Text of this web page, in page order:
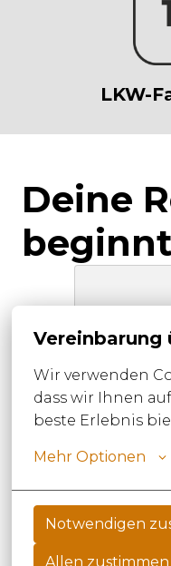
Vereinbarung
Wir verwenden
dass wir Ihnen
beste Erlebnis
Mehr Optionen
Notwendigen
Allen zustimmen
LKW-
Deine